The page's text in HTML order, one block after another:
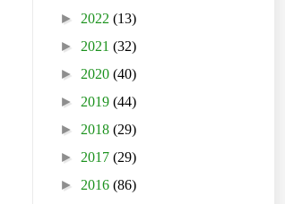
► 2022 (13)
► 2021 (32)
► 2020 (40)
► 2019 (44)
► 2018 (29)
► 2017 (29)
► 2016 (86)